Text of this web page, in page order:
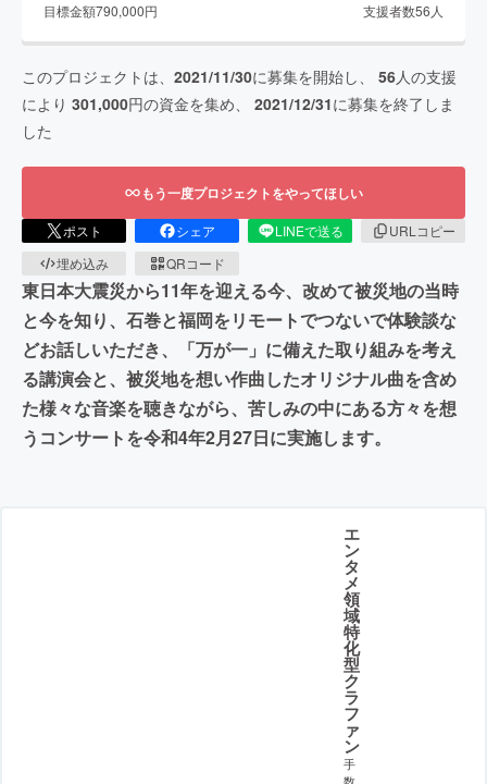
目標金額790,000円 支援者数56 人
このプロジェクトは、 2021/11/30に募集を開始し、 56人の支援
により 301,000円の資金を集め、 2021/12/31に募集を終了しま
した
もう一度プロジェクトをやってほしい
ポスト シェア LINEで送る
URLコピー
埋め込み
QRコード
東日本大震災から11年を迎える今、改めて被災地の当時
と今を知り、石巻と福岡をリモートでつないで体験談な
どお話しいただき、「万が一」に備えた取り組みを考え
る講演会と、被災地を想い作曲したオリジナル曲を含め
た様々な音楽を聴きながら、苦しみの中にある方々を想
うコンサートを令和4年2月27日に実施します。
エ
ン
タ
メ
領
域
特
化
型
ク
ラ
フ
ァ
ン
手